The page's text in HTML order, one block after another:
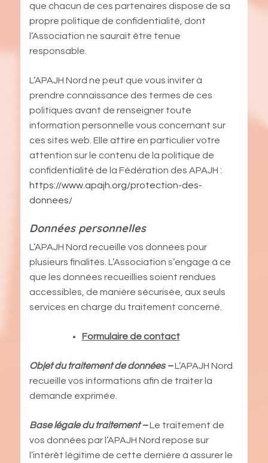
que chacun de ces partenaires dispose de sa
propre politique de confidentialité, dont
l’Association ne saurait être tenue
responsable.
L’APAJH Nord ne peut que vous inviter à
prendre connaissance des termes de ces
politiques avant de renseigner toute
information personnelle vous concernant sur
ces sites web. Elle attire en particulier votre
attention sur le contenu de la politique de
confidentialité de la Fédération des APAJH :
https://www.apajh.org/protection-des-
donnees/
Données personnelles
L’APAJH Nord recueille vos données pour
plusieurs finalités. L’Association s’engage à ce
que les données recueillies soient rendues
accessibles, de manière sécurisée, aux seuls
services en charge du traitement concerné.
Formulaire de contact
Objet du traitement de données –L’APAJH Nord
recueille vos informations afin de traiter la
demande exprimée.
Base légale du traitement –Le traitement de
vos données par l’APAJH Nord repose sur
l’intérêt légitime de cette dernière à assurer le